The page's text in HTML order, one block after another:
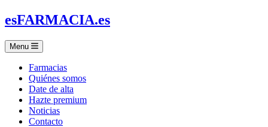
esFARMACIA.es
Menu
Farmacias
Quiénes somos
Date de alta
Hazte premium
Noticias
Contacto